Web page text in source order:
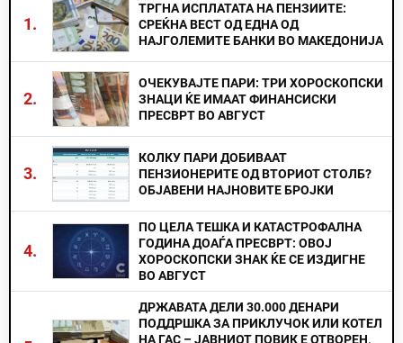
1.
ТРГНА ИСПЛАТАТА НА ПЕНЗИИТЕ:
СРЕЌНА ВЕСТ ОД ЕДНА ОД
НАЈГОЛЕМИТЕ БАНКИ ВО МАКЕДОНИЈА
2.
ОЧЕКУВАЈТЕ ПАРИ: ТРИ ХОРОСКОПСКИ
ЗНАЦИ ЌЕ ИМААТ ФИНАНСИСКИ
ПРЕСВРТ ВО АВГУСТ
3.
КОЛКУ ПАРИ ДОБИВААТ
ПЕНЗИОНЕРИТЕ ОД ВТОРИОТ СТОЛБ?
ОБЈАВЕНИ НАЈНОВИТЕ БРОЈКИ
4.
ПО ЦЕЛА ТЕШКА И КАТАСТРОФАЛНА
ГОДИНА ДОАЃА ПРЕСВРТ: ОВОЈ
ХОРОСКОПСКИ ЗНАК ЌЕ СЕ ИЗДИГНЕ
ВО АВГУСТ
ДРЖАВАТА ДЕЛИ 30.000 ДЕНАРИ
ПОДДРШКА ЗА ПРИКЛУЧОК ИЛИ КОТЕЛ
НА ГАС – ЈАВНИОТ ПОВИК Е ОТВОРЕН,